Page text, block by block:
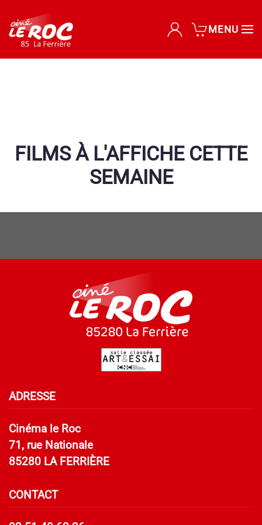
Accéder au contenu principal MENU
FILMS À L'AFFICHE CETTE
SEMAINE
ADRESSE
Cinéma le Roc
71, rue Nationale
85280 LA FERRIÈRE
CONTACT